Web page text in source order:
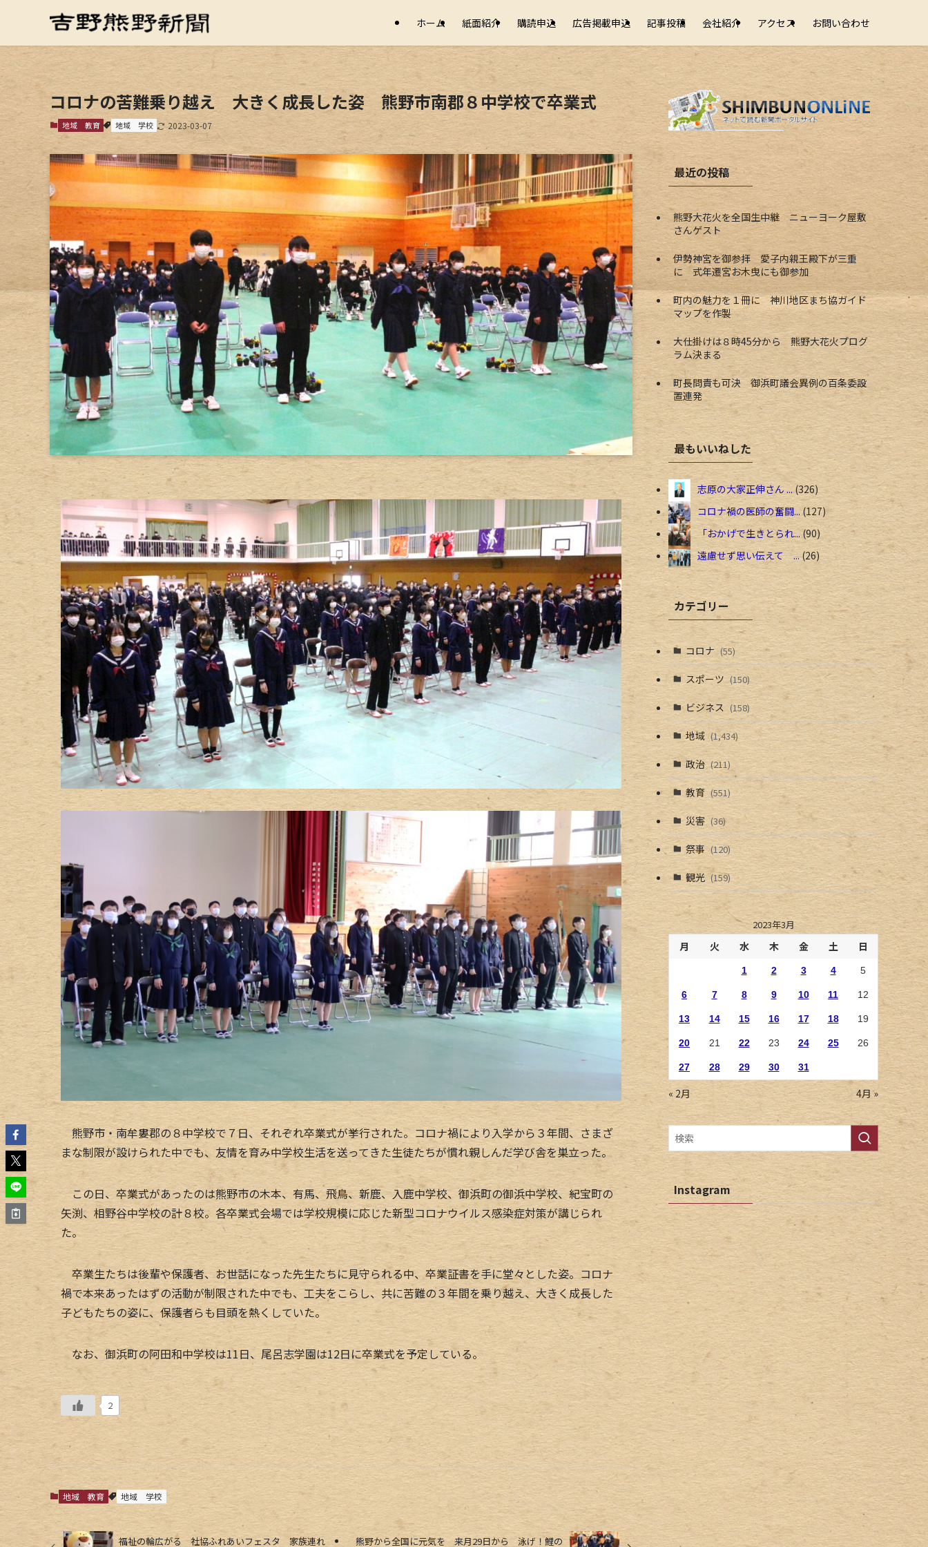
ホーム 紙面紹介 購読申込 広告掲載申込 記事投稿 会社紹介 アクセス お問い合わせ
コロナの苦難乗り越え 大きく成長した姿 熊野市南郡８中学校で卒業式
地域 教育 地域 学校 2023-03-07
熊野市・南牟婁郡の８中学校で７日、それぞれ卒業式が挙行された。コロナ禍により入学から３年間、さまざ
まな制限が設けられた中でも、友情を育み中学校生活を送ってきた生徒たちが慣れ親しんだ学び舎を巣立った。
この日、卒業式があったのは熊野市の木本、有馬、飛鳥、新鹿、入鹿中学校、御浜町の御浜中学校、紀宝町の
矢渕、相野谷中学校の計８校。各卒業式会場では学校規模に応じた新型コロナウイルス感染症対策が講じられ
た。
卒業生たちは後輩や保護者、お世話になった先生たちに見守られる中、卒業証書を手に堂々とした姿。コロナ
禍で本来あったはずの活動が制限された中でも、工夫をこらし、共に苦難の３年間を乗り越え、大きく成長した
子どもたちの姿に、保護者らも目頭を熱くしていた。
なお、御浜町の阿田和中学校は11日、尾呂志学園は12日に卒業式を予定している。
2
地域 教育 地域 学校
福祉の輪広がる 社協ふれあいフェスタ 家族連れ
熊野から全国に元気を 来月29日から 泳げ！鯉の
最近の投稿
熊野大花火を全国生中継 ニューヨーク屋敷
さんゲスト
伊勢神宮を御参拝 愛子内親王殿下が三重
に 式年遷宮お木曳にも御参加
町内の魅力を１冊に 神川地区まち協ガイド
マップを作製
大仕掛けは８時45分から 熊野大花火プログ
ラム決まる
町長問責も可決 御浜町議会異例の百条委設
置連発
最もいいねした
志原の大家正伸さん ... 326
コロナ禍の医師の奮闘... 127
「おかげで生きとられ... 90
遠慮せず思い伝えて ... 26
カテゴリー
コロナ (55)
スポーツ (150)
ビジネス (158)
地域 (1,434)
政治 (211)
教育 (551)
災害 (36)
祭事 (120)
観光 (159)
2023年3月
月 火 水 木 金 土 日
1 2 3 4 5
6 7 8 9 10 11 12
13 14 15 16 17 18 19
20 21 22 23 24 25 26
27 28 29 30 31
« 2月 4月 »
Instagram